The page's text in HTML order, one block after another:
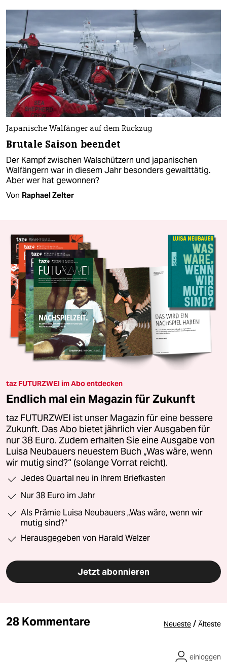
Japanische Walfänger auf dem Rückzug
Brutale Saison beendet
Der Kampf zwischen Walschützern und japanischen
Walfängern war in diesem Jahr besonders gewalttätig.
Aber wer hat gewonnen?
Von Raphael Zelter
taz FUTURZWEI im Abo entdecken
Endlich mal ein Magazin für Zukunft
taz FUTURZWEI ist unser Magazin für eine bessere
Zukunft. Das Abo bietet jährlich vier Ausgaben für
nur 38 Euro. Zudem erhalten Sie eine Ausgabe von
Luisa Neubauers neuestem Buch „Was wäre, wenn
wir mutig sind?“ (solange Vorrat reicht).
Jedes Quartal neu in Ihrem Briefkasten
Nur 38 Euro im Jahr
Als Prämie Luisa Neubauers „Was wäre, wenn wir
mutig sind?“
Herausgegeben von Harald Welzer
Jetzt abonnieren
28 Kommentare Neueste / Älteste
einloggen